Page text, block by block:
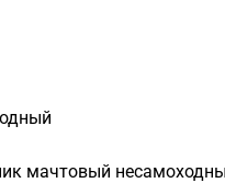
мачтовый